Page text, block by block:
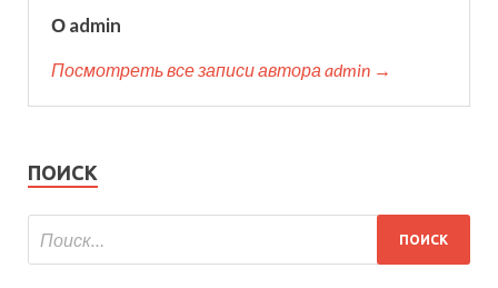
О admin
Посмотреть все записи автора admin →
ПОИСК